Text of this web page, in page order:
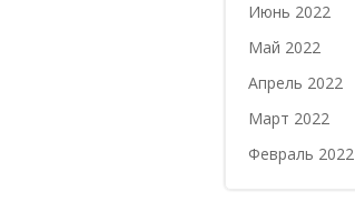
Июнь 2022
Май 2022
Апрель 2022
Март 2022
Февраль 2022